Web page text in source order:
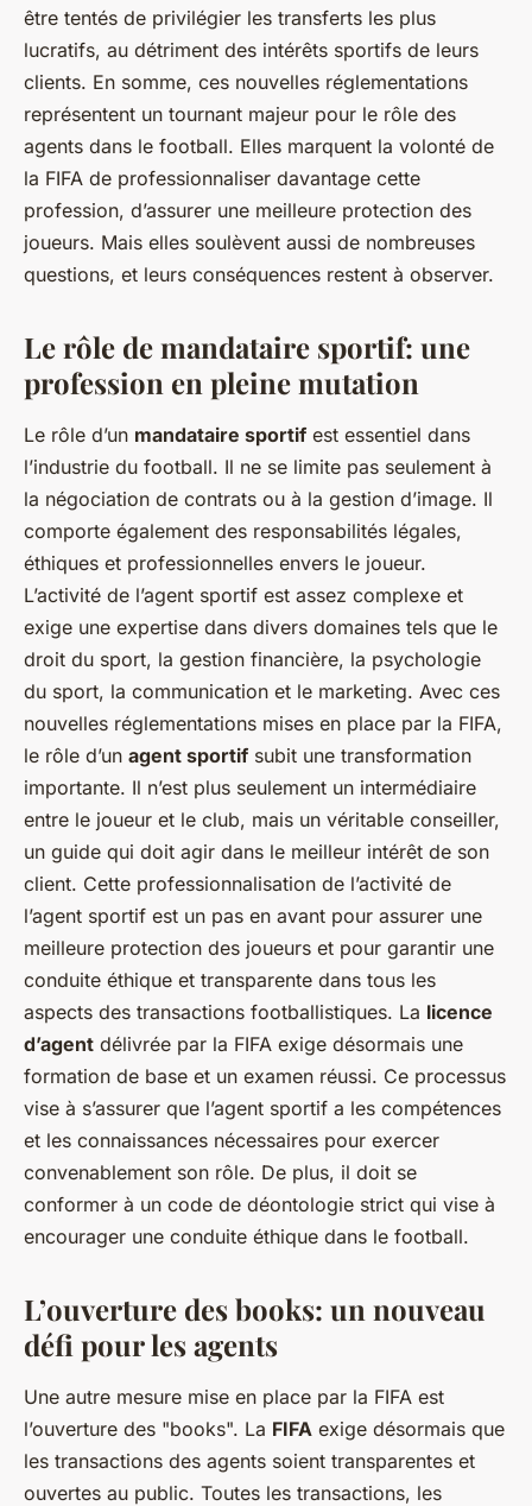
être tentés de privilégier les transferts les plus
lucratifs, au détriment des intérêts sportifs de leurs
clients. En somme, ces nouvelles réglementations
représentent un tournant majeur pour le rôle des
agents dans le football. Elles marquent la volonté de
la FIFA de professionnaliser davantage cette
profession, d’assurer une meilleure protection des
joueurs. Mais elles soulèvent aussi de nombreuses
questions, et leurs conséquences restent à observer.
Le rôle de mandataire sportif: une
profession en pleine mutation
Le rôle d’un mandataire sportif est essentiel dans
l’industrie du football. Il ne se limite pas seulement à
la négociation de contrats ou à la gestion d’image. Il
comporte également des responsabilités légales,
éthiques et professionnelles envers le joueur.
L’activité de l’agent sportif est assez complexe et
exige une expertise dans divers domaines tels que le
droit du sport, la gestion financière, la psychologie
du sport, la communication et le marketing. Avec ces
nouvelles réglementations mises en place par la FIFA,
le rôle d’un agent sportif subit une transformation
importante. Il n’est plus seulement un intermédiaire
entre le joueur et le club, mais un véritable conseiller,
un guide qui doit agir dans le meilleur intérêt de son
client. Cette professionnalisation de l’activité de
l’agent sportif est un pas en avant pour assurer une
meilleure protection des joueurs et pour garantir une
conduite éthique et transparente dans tous les
aspects des transactions footballistiques. La licence
d’agent délivrée par la FIFA exige désormais une
formation de base et un examen réussi. Ce processus
vise à s’assurer que l’agent sportif a les compétences
et les connaissances nécessaires pour exercer
convenablement son rôle. De plus, il doit se
conformer à un code de déontologie strict qui vise à
encourager une conduite éthique dans le football.
L’ouverture des books: un nouveau
défi pour les agents
Une autre mesure mise en place par la FIFA est
l’ouverture des "books". La FIFA exige désormais que
les transactions des agents soient transparentes et
ouvertes au public. Toutes les transactions, les